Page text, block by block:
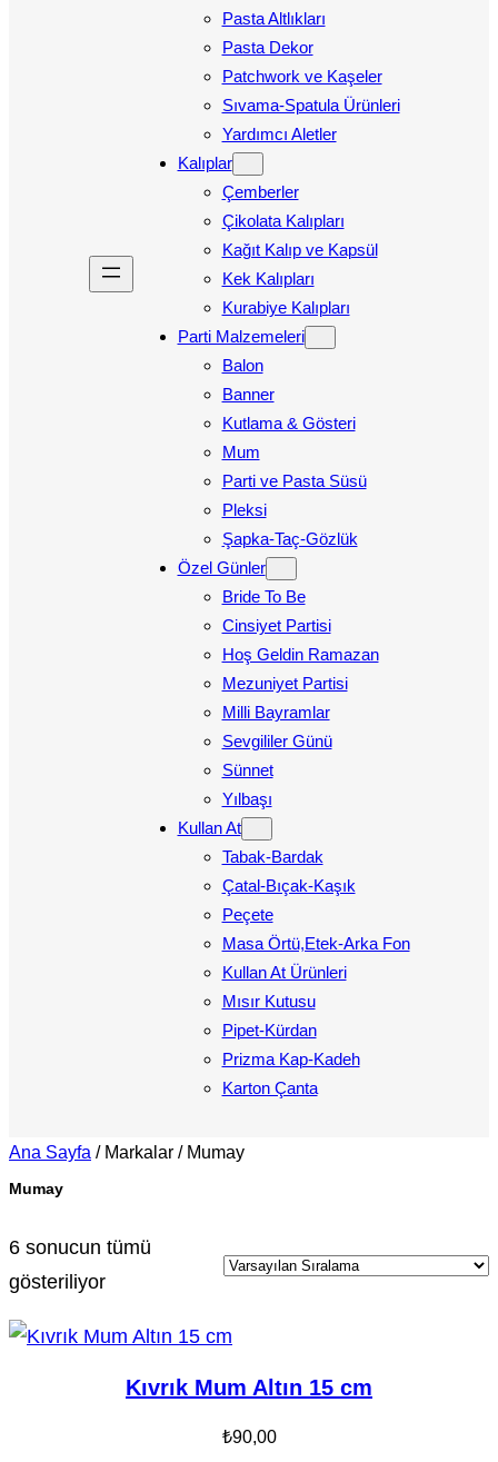
Pasta Altlıkları
Pasta Dekor
Patchwork ve Kaşeler
Sıvama-Spatula Ürünleri
Yardımcı Aletler
Kalıplar
Çemberler
Çikolata Kalıpları
Kağıt Kalıp ve Kapsül
Kek Kalıpları
Kurabiye Kalıpları
Parti Malzemeleri
Balon
Banner
Kutlama & Gösteri
Mum
Parti ve Pasta Süsü
Pleksi
Şapka-Taç-Gözlük
Özel Günler
Bride To Be
Cinsiyet Partisi
Hoş Geldin Ramazan
Mezuniyet Partisi
Milli Bayramlar
Sevgililer Günü
Sünnet
Yılbaşı
Kullan At
Tabak-Bardak
Çatal-Bıçak-Kaşık
Peçete
Masa Örtü,Etek-Arka Fon
Kullan At Ürünleri
Mısır Kutusu
Pipet-Kürdan
Prizma Kap-Kadeh
Karton Çanta
Ana Sayfa / Markalar / Mumay
Mumay
6 sonucun tümü
gösteriliyor
Kıvrık Mum Altın 15 cm
₺90,00